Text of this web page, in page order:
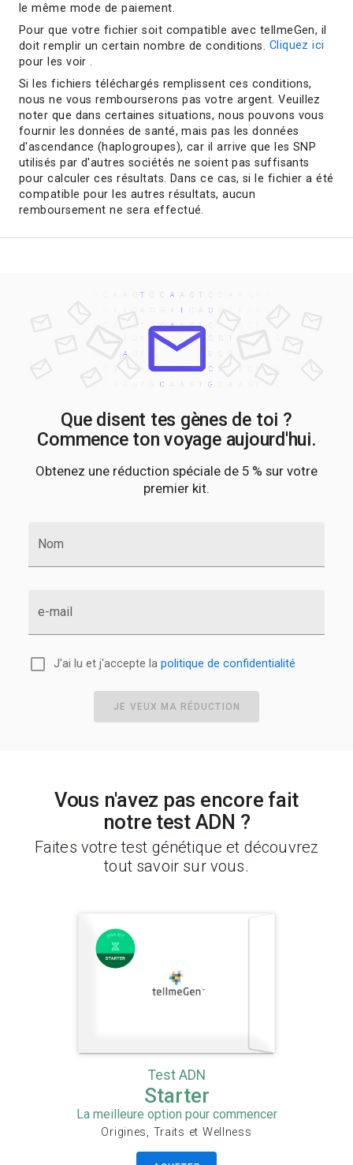
le même mode de paiement.
Pour que votre fichier soit compatible avec tellmeGen, il
doit remplir un certain nombre de conditions. Cliquez ici
pour les voir .
Si les fichiers téléchargés remplissent ces conditions,
nous ne vous rembourserons pas votre argent. Veuillez
noter que dans certaines situations, nous pouvons vous
fournir les données de santé, mais pas les données
d'ascendance (haplogroupes), car il arrive que les SNP
utilisés par d'autres sociétés ne soient pas suffisants
pour calculer ces résultats. Dans ce cas, si le fichier a été
compatible pour les autres résultats, aucun
remboursement ne sera effectué.
Que disent tes gènes de toi ?
Commence ton voyage aujourd'hui.
Obtenez une réduction spéciale de 5 % sur votre
premier kit.
Nom
e-mail
J'ai lu et j'accepte la politique de confidentialité
JE VEUX MA RÉDUCTION
Vous n'avez pas encore fait
notre test ADN ?
Faites votre test génétique et découvrez
tout savoir sur vous.
Test ADN
Starter
La meilleure option pour commencer
Origines, Traits et Wellness